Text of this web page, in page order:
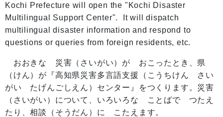
Kochi Prefecture will open the "Kochi Disaster
Multilingual Support Center". It will dispatch
multilingual disaster information and respond to
questions or queries from foreign residents, etc.
おおきな 災害（さいがい）が おこったとき、県
（けん）が『高知県災害多言語支援（こうちけん さい
がい たげんごしえん）センター』をつくります。災害
（さいがい）について、いろいろな ことばで つたえ
たり、相談（そうだん）に こたえます。